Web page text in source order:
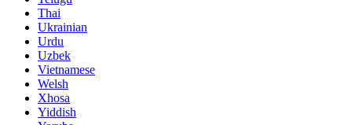
Thai
Ukrainian
Urdu
Uzbek
Vietnamese
Welsh
Xhosa
Yiddish